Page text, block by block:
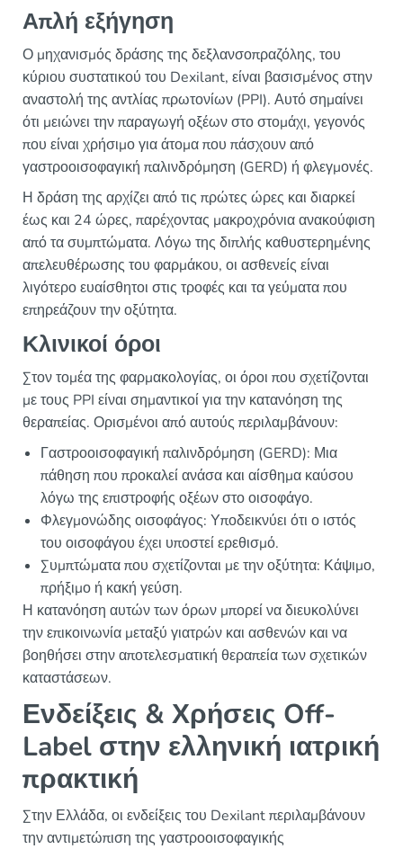
Απλή εξήγηση
Ο μηχανισμός δράσης της δεξλανσοπραζόλης, του
κύριου συστατικού του Dexilant, είναι βασισμένος στην
αναστολή της αντλίας πρωτονίων (PPI). Αυτό σημαίνει
ότι μειώνει την παραγωγή οξέων στο στομάχι, γεγονός
που είναι χρήσιμο για άτομα που πάσχουν από
γαστροοισοφαγική παλινδρόμηση (GERD) ή φλεγμονές.
Η δράση της αρχίζει από τις πρώτες ώρες και διαρκεί
έως και 24 ώρες, παρέχοντας μακροχρόνια ανακούφιση
από τα συμπτώματα. Λόγω της διπλής καθυστερημένης
απελευθέρωσης του φαρμάκου, οι ασθενείς είναι
λιγότερο ευαίσθητοι στις τροφές και τα γεύματα που
επηρεάζουν την οξύτητα.
Κλινικοί όροι
Στον τομέα της φαρμακολογίας, οι όροι που σχετίζονται
με τους PPI είναι σημαντικοί για την κατανόηση της
θεραπείας. Ορισμένοι από αυτούς περιλαμβάνουν:
Γαστροοισοφαγική παλινδρόμηση (GERD): Μια
πάθηση που προκαλεί ανάσα και αίσθημα καύσου
λόγω της επιστροφής οξέων στο οισοφάγο.
Φλεγμονώδης οισοφάγος: Υποδεικνύει ότι ο ιστός
του οισοφάγου έχει υποστεί ερεθισμό.
Συμπτώματα που σχετίζονται με την οξύτητα: Κάψιμο,
πρήξιμο ή κακή γεύση.
Η κατανόηση αυτών των όρων μπορεί να διευκολύνει
την επικοινωνία μεταξύ γιατρών και ασθενών και να
βοηθήσει στην αποτελεσματική θεραπεία των σχετικών
καταστάσεων.
Ενδείξεις & Χρήσεις Off-
Label στην ελληνική ιατρική
πρακτική
Στην Ελλάδα, οι ενδείξεις του Dexilant περιλαμβάνουν
την αντιμετώπιση της γαστροοισοφαγικής